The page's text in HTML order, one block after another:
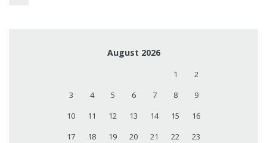
August 2026
1
2
3
4 5 6 7 8
9
10
11 12 13 14 15
16
17
18 19 20 21 22
23